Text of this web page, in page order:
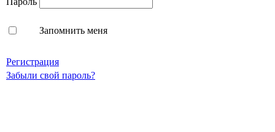
Запомнить меня
Регистрация
Забыли свой пароль?